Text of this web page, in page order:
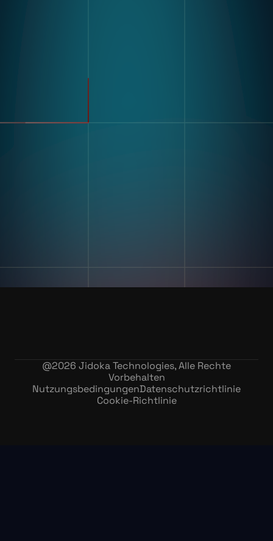
Sortieren & Zählen
Ressourcen
@2026 Jidoka Technologies, Alle Rechte
Vorbehalten
NutzungsbedingungenDatenschutzrichtlinie
Cookie-Richtlinie